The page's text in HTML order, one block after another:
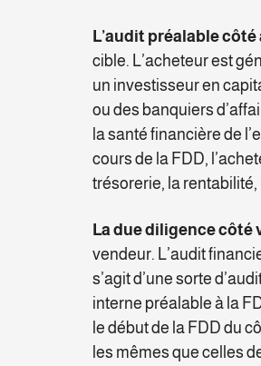
L’audit préalable
cible. L’acheteur est
un investisseur en
ou des banquiers
la santé financière de
cours de la FDD,
trésorerie, la rentabilité,
La due diligence côté
vendeur. L’audit
s’agit d’une sorte
interne préalable à la
le début de la FDD du
les mêmes que celles